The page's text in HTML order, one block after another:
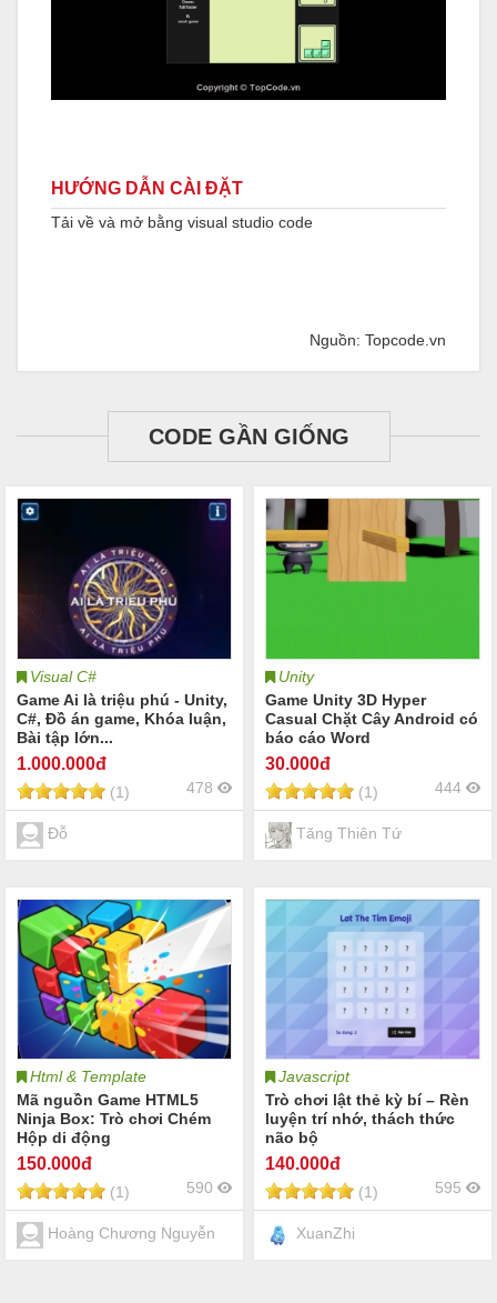
HƯỚNG DẪN CÀI ĐẶT
Tải về và mở bằng visual studio code
Nguồn: Topcode.vn
CODE GẦN GIỐNG
Visual C#
Game Ai là triệu phú - Unity,
C#, Đồ án game, Khóa luận,
Bài tập lớn...
1.000.000đ
(1) 478
Đỗ
Unity
Game Unity 3D Hyper
Casual Chặt Cây Android có
báo cáo Word
30.000đ
(1) 444
Tăng Thiên Tứ
Html & Template
Mã nguồn Game HTML5
Ninja Box: Trò chơi Chém
Hộp di động
150.000đ
(1) 590
Hoàng Chương Nguyễn
Javascript
Trò chơi lật thẻ kỳ bí – Rèn
luyện trí nhớ, thách thức
não bộ
140.000đ
(1) 595
XuanZhi